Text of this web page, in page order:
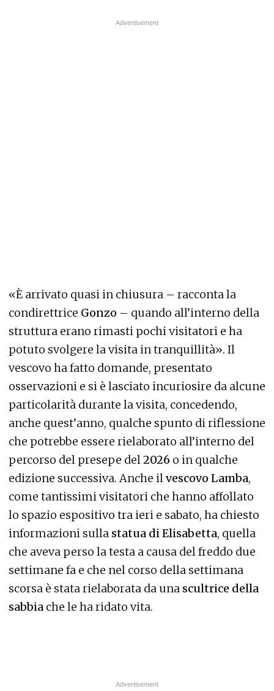
«È arrivato quasi in chiusura – racconta la
condirettrice Gonzo – quando all’interno della
struttura erano rimasti pochi visitatori e ha
potuto svolgere la visita in tranquillità». Il
vescovo ha fatto domande, presentato
osservazioni e si è lasciato incuriosire da alcune
particolarità durante la visita, concedendo,
anche quest’anno, qualche spunto di riflessione
che potrebbe essere rielaborato all’interno del
percorso del presepe del2026 o in qualche
edizione successiva. Anche ilvescovo Lamba,
come tantissimi visitatori che hanno affollato
lo spazio espositivo tra ieri e sabato, ha chiesto
informazioni sulla statua di Elisabetta, quella
che aveva perso la testa a causa del freddo due
settimane fa e che nel corso della settimana
scorsa è stata rielaborata da una scultrice della
sabbia che le ha ridato vita.